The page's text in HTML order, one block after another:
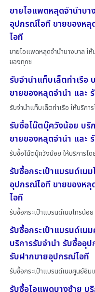
ขายไอแพดหลุดจำนำบา
อุปกรณ์ไอที ขายของห
ไอที
ขายไอแพดหลุดจำนำบางบาล ใ
ของทุกช
รับจำนำแท็บเล็ตท่าเรือ
ขายของหลุดจำนำ และ
รับจำนำแท็บเล็ตท่าเรือ ให้บริก
รับซื้อโน๊ตบุ๊ควังน้อย บริ
ขายของหลุดจำนำ และ
รับซื้อโน๊ตบุ๊ควังน้อย ให้บริการโ
รับซื้อกระเป๋าแบรนด์เน
อุปกรณ์ไอที ขายของห
ไอที
รับซื้อกระเป๋าแบรนด์เนมไทรน้อ
รับซื้อกระเป๋าแบรนด์เ
บริการรับจำนำ รับซื้ออุ
รับฝากขายอุปกรณ์ไอที
รับซื้อกระเป๋าแบรนด์เนมศูนย์อิ
รับซื้อไอแพดบางซ้าย บ